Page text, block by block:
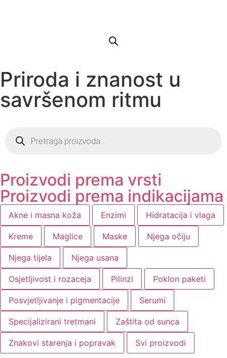
Priroda i znanost u
savršenom ritmu
Proizvodi prema vrsti
Proizvodi prema indikacijama
Akne i masna koža Enzimi Hidratacija i vlaga
Kreme Maglice Maske Njega očiju
Njega tijela Njega usana
Osjetljivost i rozaceja Pilinzi Poklon paketi
Posvjetljivanje i pigmentacije Serumi
Specijalizirani tretmani Zaštita od sunca
Znakovi starenja i popravak Svi proizvodi